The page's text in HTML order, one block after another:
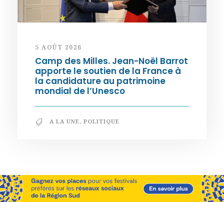
5 AOÛT 2026
Camp des Milles. Jean-Noël Barrot
apporte le soutien de la France à
la candidature au patrimoine
mondial de l’Unesco
A LA UNE, POLITIQUE